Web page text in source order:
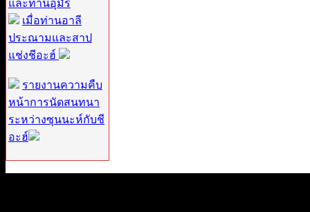
และท่านอุมัร
เมื่อท่านอาลี
ประณามและสาป
แช่งชีอะฮ์
รายงานความคืบ
หน้าการนัดสนทนา
ระหว่างซุนนะห์กับชี
อะฮ์